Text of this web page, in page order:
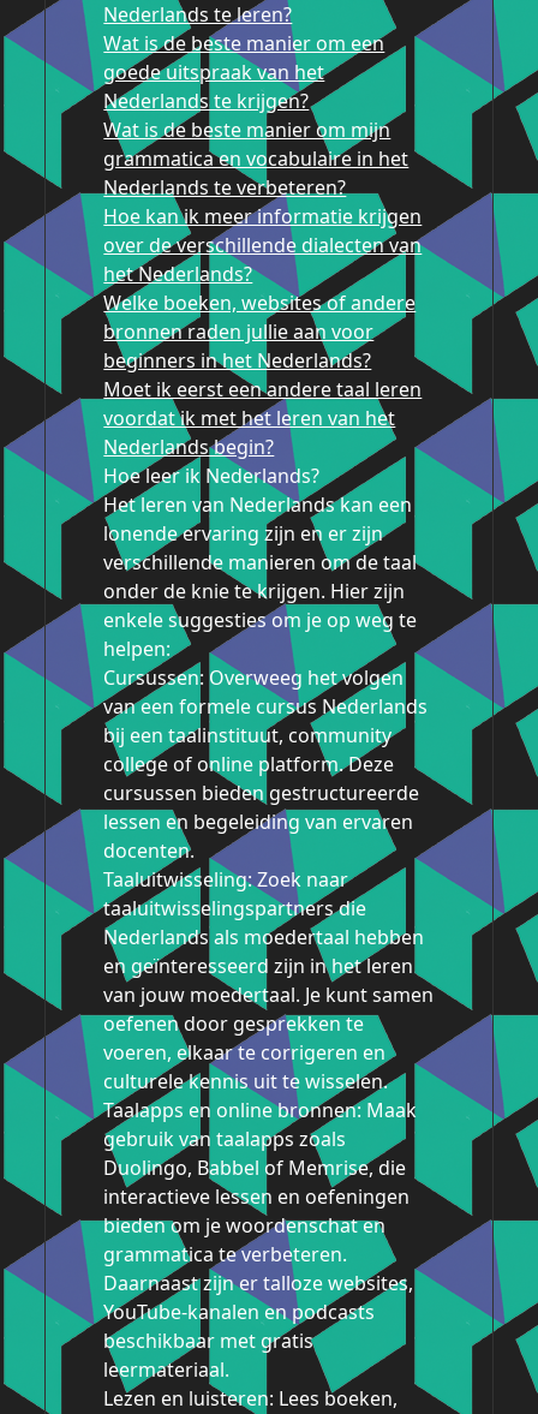
Nederlands te leren?
Wat is de beste manier om een
goede uitspraak van het
Nederlands te krijgen?
Wat is de beste manier om mijn
grammatica en vocabulaire in het
Nederlands te verbeteren?
Hoe kan ik meer informatie krijgen
over de verschillende dialecten van
het Nederlands?
Welke boeken, websites of andere
bronnen raden jullie aan voor
beginners in het Nederlands?
Moet ik eerst een andere taal leren
voordat ik met het leren van het
Nederlands begin?
Hoe leer ik Nederlands?
Het leren van Nederlands kan een
lonende ervaring zijn en er zijn
verschillende manieren om de taal
onder de knie te krijgen. Hier zijn
enkele suggesties om je op weg te
helpen:
Cursussen: Overweeg het volgen
van een formele cursus Nederlands
bij een taalinstituut, community
college of online platform. Deze
cursussen bieden gestructureerde
lessen en begeleiding van ervaren
docenten.
Taaluitwisseling: Zoek naar
taaluitwisselingspartners die
Nederlands als moedertaal hebben
en geïnteresseerd zijn in het leren
van jouw moedertaal. Je kunt samen
oefenen door gesprekken te
voeren, elkaar te corrigeren en
culturele kennis uit te wisselen.
Taalapps en online bronnen: Maak
gebruik van taalapps zoals
Duolingo, Babbel of Memrise, die
interactieve lessen en oefeningen
bieden om je woordenschat en
grammatica te verbeteren.
Daarnaast zijn er talloze websites,
YouTube-kanalen en podcasts
beschikbaar met gratis
leermateriaal.
Lezen en luisteren: Lees boeken,